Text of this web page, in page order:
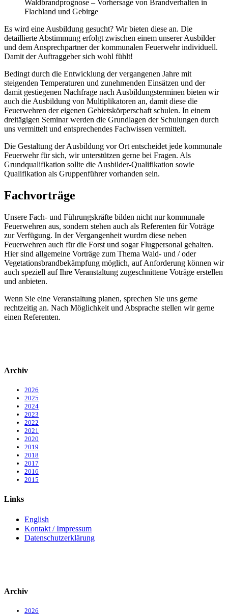
Waldbrandprognose – Vorhersage von Brandverhalten in
Flachland und Gebirge
Es wird eine Ausbildung gesucht? Wir bieten diese an. Die
detaillierte Abstimmung erfolgt zwischen einem unserer Ausbilder
und dem Ansprechpartner der kommunalen Feuerwehr individuell.
Damit der Auftraggeber sich wohl fühlt!
Bedingt durch die Entwicklung der vergangenen Jahre mit
steigenden Temperaturen und zunehmenden Einsätzen und der
damit gestiegenen Nachfrage nach Ausbildungsterminen bieten wir
auch die Ausbildung von Multiplikatoren an, damit diese die
Feuerwehren der eigenen Gebietskörperschaft schulen. In einem
dreitägigen Seminar werden die Grundlagen der Schulungen durch
uns vermittelt und entsprechendes Fachwissen vermittelt.
Die Gestaltung der Ausbildung vor Ort entscheidet jede kommunale
Feuerwehr für sich, wir unterstützen gerne bei Fragen. Als
Grundqualifikation sollte die Ausbilder-Qualifikation sowie
Qualifikation als Gruppenführer vorhanden sein.
Fachvorträge
Unsere Fach- und Führungskräfte bilden nicht nur kommunale
Feuerwehren aus, sondern stehen auch als Referenten für Voträge
zur Verfügung. In der Vergangenheit wurdrn diese neben
Feuerwehren auch für die Forst und sogar Flugpersonal gehalten.
Hier sind allgemeine Vorträge zum Thema Wald- und / oder
Vegetationsbrandbekämpfung möglich, auf Anforderung können wir
auch speziell auf Ihre Veranstaltung zugeschnittene Voträge erstellen
und anbieten.
Wenn Sie eine Veranstaltung planen, sprechen Sie uns gerne
rechtzeitig an. Nach Möglichkeit und Absprache stellen wir gerne
einen Referenten.
Archiv
2026
2025
2024
2023
2022
2021
2020
2019
2018
2017
2016
2015
Links
English
Kontakt / Impressum
Datenschutzerklärung
Archiv
2026